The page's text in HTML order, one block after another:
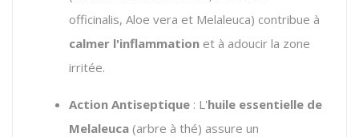
officinalis, Aloe vera et Melaleuca) contribue à
calmer l'inflammation et à adoucir la zone
irritée.
Action Antiseptique : L'huile essentielle de
Melaleuca (arbre à thé) assure un